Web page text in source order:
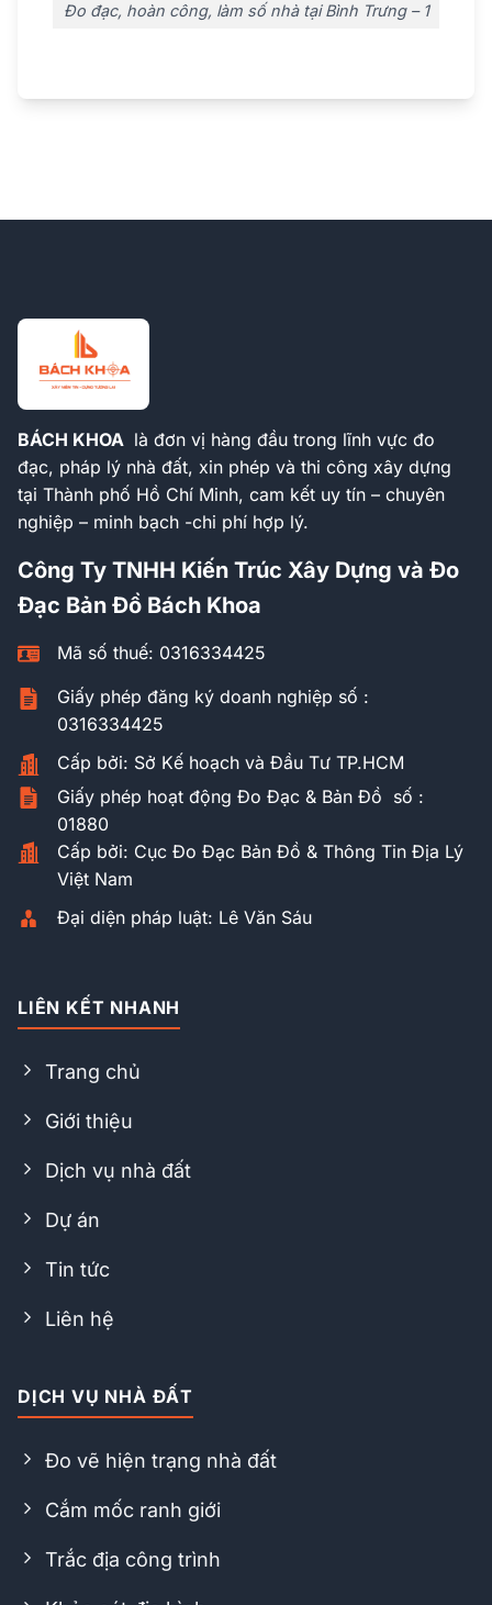
Đo đạc, hoàn công, làm số nhà tại Bình Trưng – 1
BÁCH KHOA là đơn vị hàng đầu trong lĩnh vực đo
đạc, pháp lý nhà đất, xin phép và thi công xây dựng
tại Thành phố Hồ Chí Minh, cam kết uy tín – chuyên
nghiệp – minh bạch -chi phí hợp lý.
Công Ty TNHH Kiến Trúc Xây Dựng và Đo
Đạc Bản Đồ Bách Khoa
Mã số thuế: 0316334425
Giấy phép đăng ký doanh nghiệp số :
0316334425
Cấp bởi: Sở Kế hoạch và Đầu Tư TP.HCM
Giấy phép hoạt động Đo Đạc & Bản Đồ số :
01880
Cấp bởi: Cục Đo Đạc Bản Đồ & Thông Tin Địa Lý
Việt Nam
Đại diện pháp luật: Lê Văn Sáu
LIÊN KẾT NHANH
Trang chủ
Giới thiệu
Dịch vụ nhà đất
Dự án
Tin tức
Liên hệ
DỊCH VỤ NHÀ ĐẤT
Đo vẽ hiện trạng nhà đất
Cắm mốc ranh giới
Trắc địa công trình